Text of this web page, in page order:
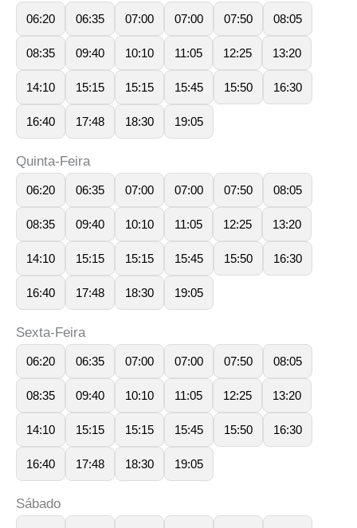
06:20 06:35 07:00 07:00 07:50 08:05
08:35 09:40 10:10 11:05 12:25 13:20
14:10 15:15 15:15 15:45 15:50 16:30
16:40 17:48 18:30 19:05
Quinta-Feira
06:20 06:35 07:00 07:00 07:50 08:05
08:35 09:40 10:10 11:05 12:25 13:20
14:10 15:15 15:15 15:45 15:50 16:30
16:40 17:48 18:30 19:05
Sexta-Feira
06:20 06:35 07:00 07:00 07:50 08:05
08:35 09:40 10:10 11:05 12:25 13:20
14:10 15:15 15:15 15:45 15:50 16:30
16:40 17:48 18:30 19:05
Sábado